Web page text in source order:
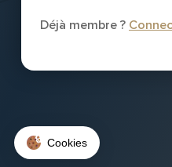
Déjà membre ?